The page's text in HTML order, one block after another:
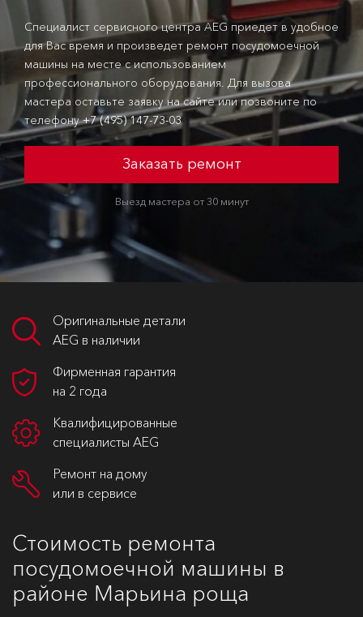
Специалист сервисного центра AEG приедет в удобное
для Вас время и произведет ремонт посудомоечной
машины на месте с использованием
профессионального оборудования. Для вызова
мастера оставьте заявку на сайте или позвоните по
телефону+7 (495) 147-73-03
Заказать ремонт
Выезд мастера от 30 минут
Оригинальные детали
AEG в наличии
Фирменная гарантия
на 2 года
Квалифицированные
специалисты AEG
Ремонт на дому
или в сервисе
Стоимость ремонта
посудомоечной машины в
районе Марьина роща